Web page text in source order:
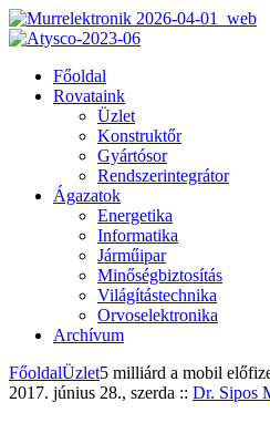
Főoldal
Rovataink
Üzlet
Konstruktőr
Gyártósor
Rendszerintegrátor
Ágazatok
Energetika
Informatika
Járműipar
Minőségbiztosítás
Világítástechnika
Orvoselektronika
Archívum
FőoldalÜzlet5 milliárd a mobil
2017. június 28., szerda :: Dr. Sipos